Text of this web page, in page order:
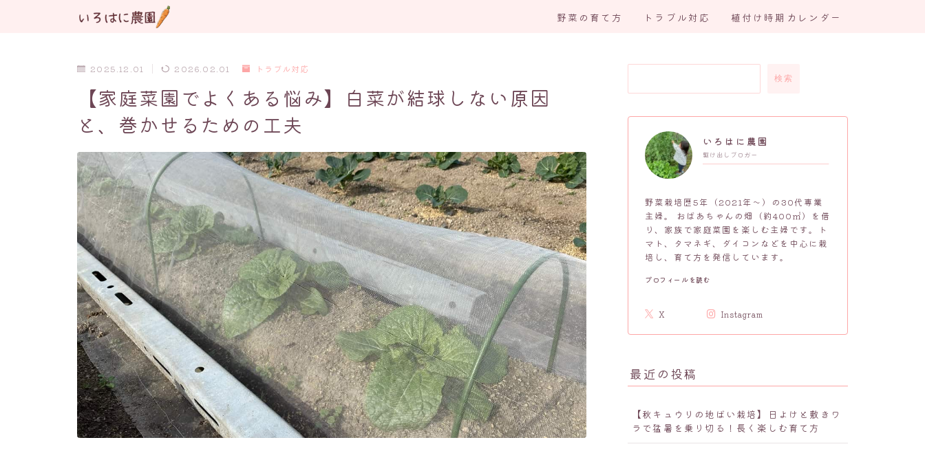
野菜の育て方 トラブル対応 植付け時期カレンダー
2025.12.01 2026.02.01 トラブル対応
【家庭菜園でよくある悩み】白菜が結球しない原因
と、巻かせるための工夫
検索
いろはに農園
駆け出しブロガー
野菜栽培歴5年（2021年～）の30代専業
主婦。 おばあちゃんの畑（約400㎡）を借
り、家族で家庭菜園を楽しむ主婦です。ト
マト、タマネギ、ダイコンなどを中心に栽
培し、育て方を発信しています。
プロフィールを読む
X Instagram
最近の投稿
【秋キュウリの地ばい栽培】日よけと敷きワ
ラで猛暑を乗り切る！長く楽しむ育て方